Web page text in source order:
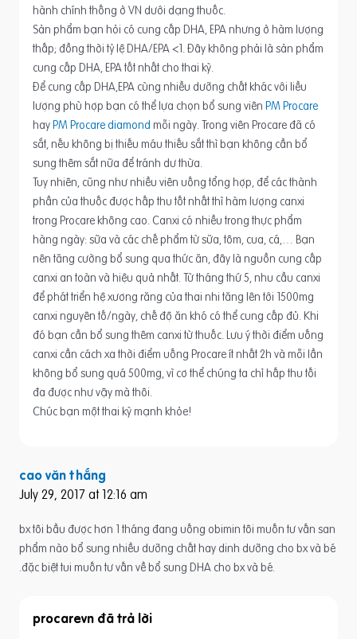
hành chính thống ở VN dưới dạng thuốc.
Sản phẩm bạn hỏi có cung cấp DHA, EPA nhưng ở hàm lượng
thấp; đồng thời tỷ lệ DHA/EPA <1. Đây không phải là sản phẩm
cung cấp DHA, EPA tốt nhất cho thai kỳ.
Để cung cấp DHA,EPA cùng nhiều dưỡng chất khác với liều
lượng phù hợp bạn có thể lựa chọn bổ sung viên PM Procare
hayPM Procare diamond mỗi ngày. Trong viên Procare đã có
sắt, nếu không bị thiếu máu thiếu sắt thì bạn không cần bổ
sung thêm sắt nữa để tránh dư thừa.
Tuy nhiên, cũng như nhiều viên uống tổng hợp, để các thành
phần của thuốc được hấp thu tốt nhất thì hàm lượng canxi
trong Procare không cao. Canxi có nhiều trong thực phẩm
hàng ngày: sữa và các chế phẩm từ sữa, tôm, cua, cá,… Bạn
nên tăng cường bổ sung qua thức ăn, đây là nguồn cung cấp
canxi an toàn và hiệu quả nhất. Từ tháng thứ 5, nhu cầu canxi
để phát triển hệ xương răng của thai nhi tăng lên tới 1500mg
canxi nguyên tố/ngày, chế độ ăn khó có thể cung cấp đủ. Khi
đó bạn cần bổ sung thêm canxi từ thuốc. Lưu ý thời điểm uống
canxi cần cách xa thời điểm uống Procare ít nhất 2h và mỗi lần
không bổ sung quá 500mg, vì cơ thể chúng ta chỉ hấp thu tối
đa được như vậy mà thôi.
Chúc bạn một thai kỳ mạnh khỏe!
cao văn thắng
July 29, 2017 at 12:16 am
bx tôi bầu được hơn 1 tháng đang uống obimin tôi muốn tư vấn san
phẩm nào bổ sung nhiều dưỡng chất hay dinh dưỡng cho bx và bé
.đặc biệt tui muốn tư vấn về bổ sung DHA cho bx và bé.
procarevn